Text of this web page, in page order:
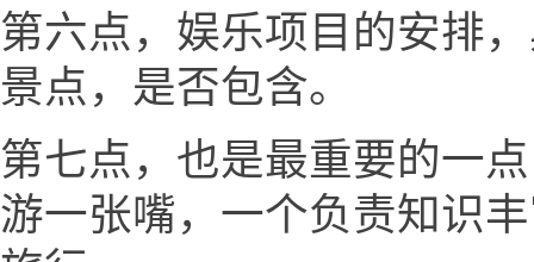
第六点，娱乐项目的安排
景点，是否包含。
第七点，也是最重要的一
游一张嘴，一个负责知识